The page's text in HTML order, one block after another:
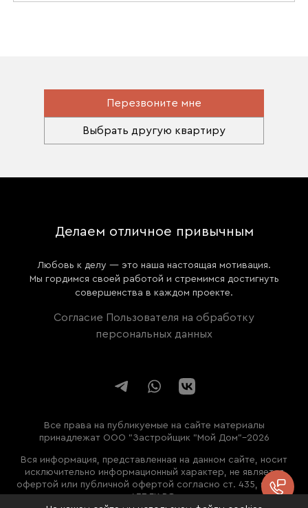
Перезвоните мне
Выбрать другую квартиру
Делаем отличное привычным
Любовь к делу — это наша настоящая мотивация.
Мы гордимся своей работой и стремимся достигнуть
совершенства в каждом проекте.
Согласие Пользователя на обработку
персональных данных
Все права на публикуемые на сайте материалы
принадлежат ООО "Застройщик "Мой Дом"–2026
Вся информация, представленная на данном сайте, носит
исключительно информационный характер, не является
офертой или публичной офертой согласно ст. 435, п. 2 ст.
437 ГК РФ.